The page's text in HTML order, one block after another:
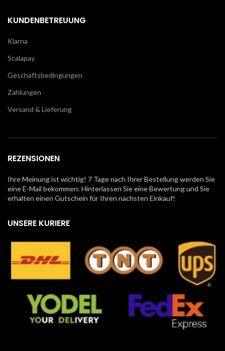
KUNDENBETREUUNG
Klarna
Scalapay
Geschäftsbedingungen
Zahlungen
Versand & Lieferung
REZENSIONEN
Ihre Meinung ist wichtig! 7 Tage nach Ihrer Bestellung werden Sie
eine E-Mail bekommen: Hinterlassen Sie eine Bewertung und Sie
erhalten einen Gutschein für Ihren nächsten Einkauf!
UNSERE KURIERE